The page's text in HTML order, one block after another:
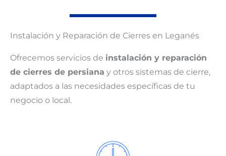
Instalación y Reparación de Cierres en Leganés
Ofrecemos servicios de instalación y reparación
de cierres de persiana y otros sistemas de cierre,
adaptados a las necesidades específicas de tu
negocio o local.